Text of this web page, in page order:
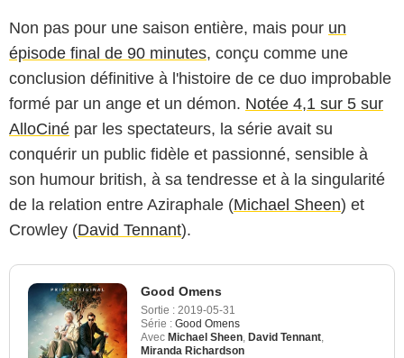
Non pas pour une saison entière, mais pour un
épisode final de 90 minutes, conçu comme une
conclusion définitive à l'histoire de ce duo improbable
formé par un ange et un démon. Notée 4,1 sur 5 sur
AlloCiné par les spectateurs, la série avait su
conquérir un public fidèle et passionné, sensible à
son humour british, à sa tendresse et à la singularité
de la relation entre Aziraphale (Michael Sheen) et
Crowley (David Tennant).
Good Omens
Sortie : 2019-05-31
Série : Good Omens
Avec Michael Sheen David Tennant
Miranda Richardson